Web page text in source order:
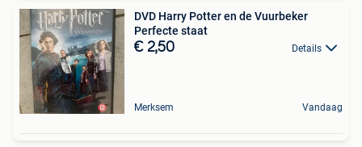
DVD Harry Potter en de Vuurbeker
Perfecte staat
€ 2,50 Details
Merksem Vandaag